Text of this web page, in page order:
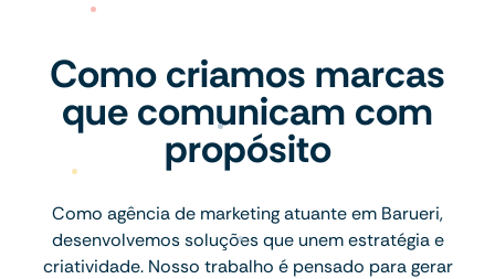
Como criamos marcas
que comunicam com
propósito
Como agência de marketing atuante em Barueri,
desenvolvemos soluções que unem estratégia e
criatividade. Nosso trabalho é pensado para gerar